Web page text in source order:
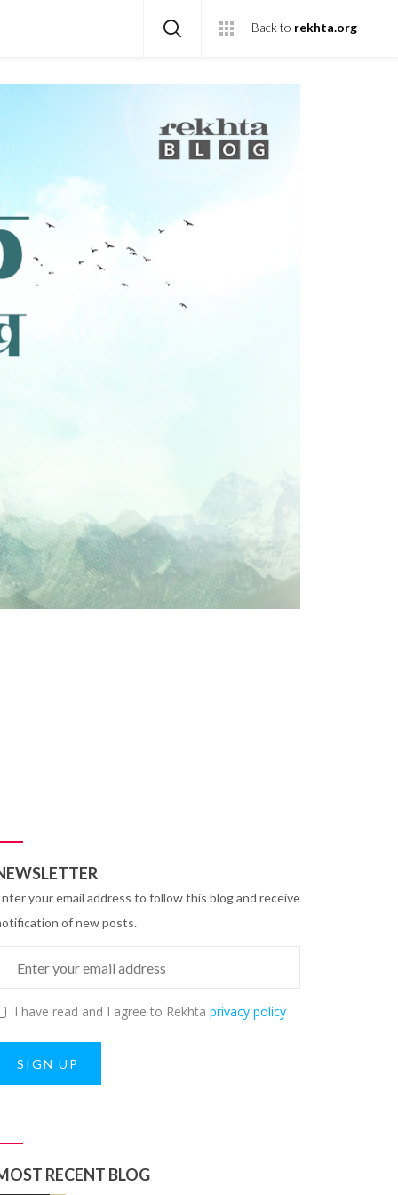
Back to rekhta.org
your email address to follow this blog and receive
of new posts.
I have read and I agree to Rekhta privacy policy
SIGN UP
RECENT BLOG